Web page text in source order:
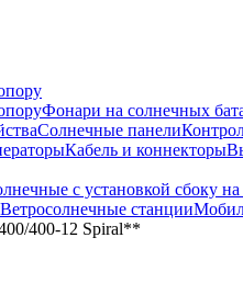
Фонари на солнечных
Солнечные панели
Кабель и коннекторы
с установкой сбоку
Ветросолнечные станции
400-12 Spiral**